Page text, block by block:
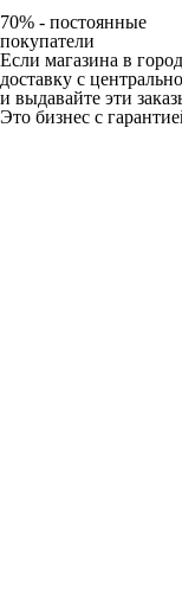
70% - постоянные
покупатели
Если магазина в
доставку с
и выдавайте эти
Это бизнес с